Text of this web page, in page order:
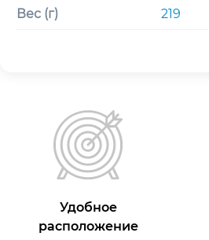
Вес (г) 219
Удобное
расположение